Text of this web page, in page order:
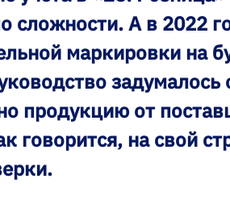
сложности. А в 2022
маркировки на
задумалось
продукцию от
говорится, на свой